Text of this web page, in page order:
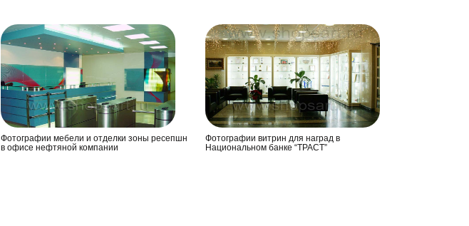
Фотографии мебели и отделки зоны ресепшн
в офисе нефтяной компании
Фотографии витрин для наград в
Национальном банке “ТРАСТ”